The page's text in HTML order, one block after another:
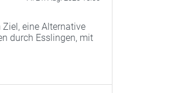
eine Alternative
durch Esslingen, mit